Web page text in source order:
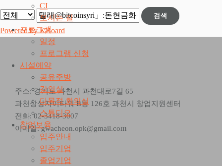
CI
오시는 길
프로그램
일정
프로그램 신청
시설예약
공유주방
강의실
다목적 회의실
스튜디오
창업보육
입주안내
입주기업
졸업기업
검색
Powered by KBoard
주소: 경기도 과천시 과천대로7길 65
과천상상자이타워 B동 126호 과천시 창업지원센터
전화: 02-3418-3007
이메일: gwacheon.opk@gmail.com